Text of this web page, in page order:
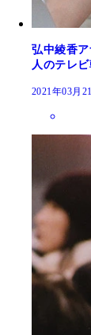
弘中綾香
人のテレ
2021年03月